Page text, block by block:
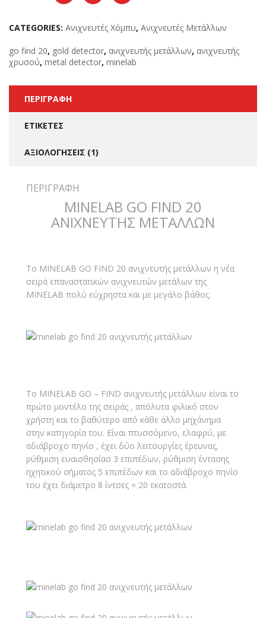
CATEGORIES: Ανιχνευτές Χόμπυ, Ανιχνευτές Μετάλλων
go find 20, gold detector, ανιχνευτής μετάλλων, ανιχνευτής
χρυσού, metal detector, minelab
ΠΕΡΙΓΡΑΦΉ
ΕΤΙΚΈΤΕΣ
ΑΞΙΟΛΟΓΉΣΕΙΣ (1)
ΠΕΡΙΓΡΑΦΉ
MINELAB GO FIND 20
ΑΝΙΧΝΕΥΤΗΣ ΜΕΤΑΛΛΩΝ
Το MINELAB GO FIND 20 ανιχνευτής μετάλλων η νέα
σειρά επαναστατικών ανιχνευτών μετάλων της
MINELAB πολύ εύχρηστα και με μεγάλο βάθος.
To MINELAB GO – FIND ανιχνευτής μετάλλων είναι το
πρώτο μοντέλο της σειράς , απόλυτα φιλικό στον
χρήστη και το βαθύτερο από κάθε άλλο μηχάνημα
στην κατηγορία του. Είναι πτυσσόμενο, ελαφρύ, με
αδιάβροχο πηνίο , έχει δύο λειτουργίες έρευνας,
ρύθμιση ευαισθησίασ 3 επιπέδων, ρύθμιση έντασης
ηχητικού σήματος 5 επιπέδων και το αδιάβροχο πηνίο
του έχει διάμετρο 8 ίντσες = 20 εκατοστά.